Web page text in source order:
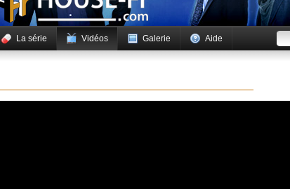
La série Vidéos Galerie Aide